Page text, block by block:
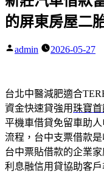
的屏東房屋二
作
admin 2026-05-27
台北中醫減肥適合
資金快速貸強用珠寶
平機車借貸免留車助
流程，台中支票借款
台中票貼借款的企業
利息融信用貸協助客